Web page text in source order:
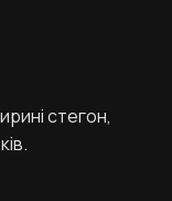
стегон,